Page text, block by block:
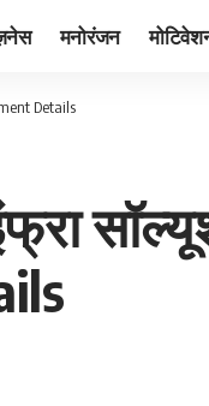
मनोरंजन
Details